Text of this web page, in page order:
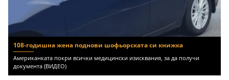
108-годишна жена поднови шофьорската си книжка
Американката покри всички медицински изисквания, за да получи
документа (ВИДЕО)